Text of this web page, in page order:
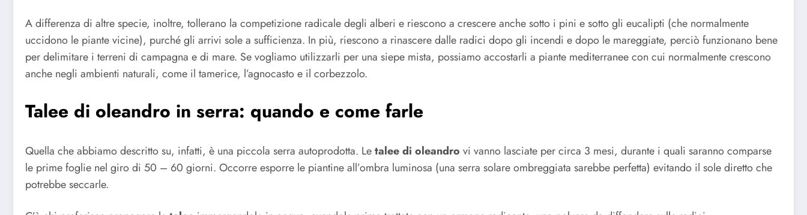
A differenza di altre specie, inoltre, tollerano la competizione radicale degli alberi e riescono a crescere anche sotto i pini e sotto gli eucalipti (che normalmente
uccidono le piante vicine), purché gli arrivi sole a sufficienza. In più, riescono a rinascere dalle radici dopo gli incendi e dopo le mareggiate, perciò funzionano bene
per delimitare i terreni di campagna e di mare. Se vogliamo utilizzarli per una siepe mista, possiamo accostarli a piante mediterranee con cui normalmente crescono
anche negli ambienti naturali, come il tamerice, l’agnocasto e il corbezzolo.
Talee di oleandro in serra: quando e come farle
Quella che abbiamo descritto su, infatti, è una piccola serra autoprodotta. Letalee di oleandro vi vanno lasciate per circa 3 mesi, durante i quali saranno comparse
le prime foglie nel giro di 50 – 60 giorni. Occorre esporre le piantine all’ombra luminosa (una serra solare ombreggiata sarebbe perfetta) evitando il sole diretto che
potrebbe seccarle.